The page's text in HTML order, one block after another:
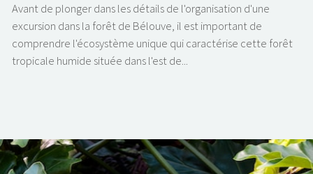
Avant de plonger dans les détails de l'organisation d'une
excursion dans la forêt de Bélouve, il est important de
comprendre l'écosystème unique qui caractérise cette forêt
tropicale humide située dans l'est de...